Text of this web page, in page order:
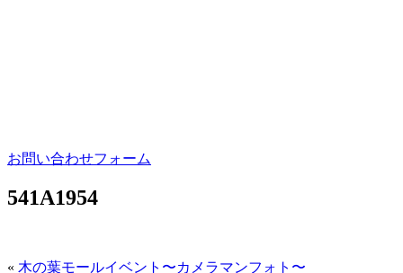
お問い合わせフォーム
541A1954
« 木の葉モールイベント〜カメラマンフォト〜